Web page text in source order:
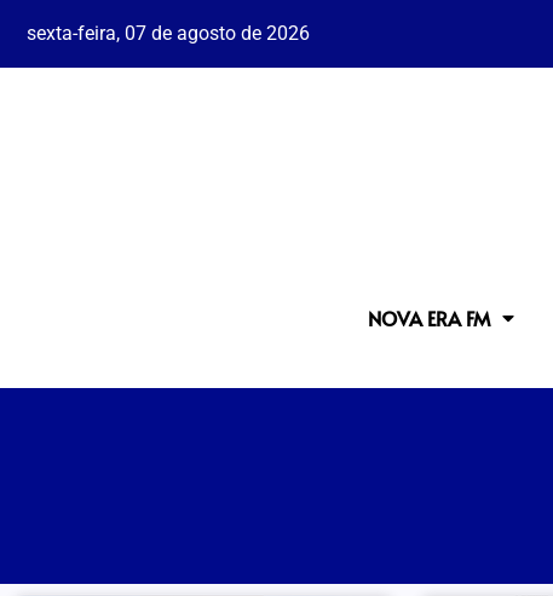
sexta-feira, 07 de agosto de 2026
NOVA ERA FM